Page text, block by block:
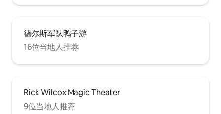
德尔斯军队鸭子游
16位当地人推荐
Rick Wilcox Magic Theater
9位当地人推荐